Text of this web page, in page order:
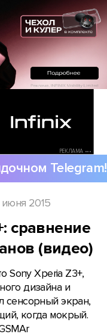
РЕКЛАМА •••
Telegram!
2015
сравнение
(видео)
Sony Xperia Z3+,
дизайна и
сенсорный экран,
когда мокрый.